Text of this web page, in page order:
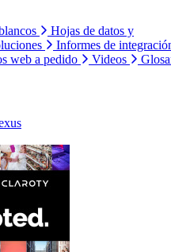
Hojas de datos y
Informes de
web a pedido Videos